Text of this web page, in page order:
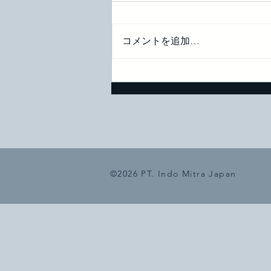
本日2026年3月18日(水)より3月24
便ご迷惑をおかけいたしますがご
期は約半年間続きます。
コメントを追加…
©2026 PT. Indo Mitra Japan